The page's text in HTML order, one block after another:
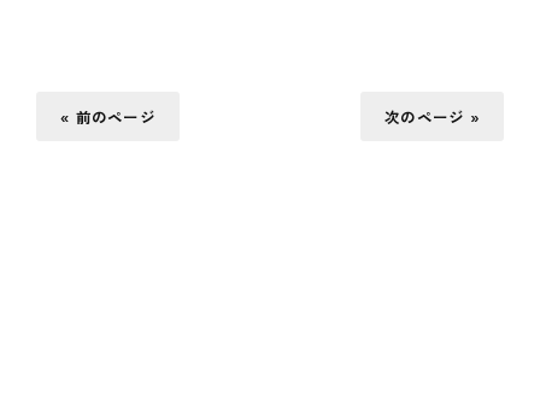
« 前のページ 次のページ »